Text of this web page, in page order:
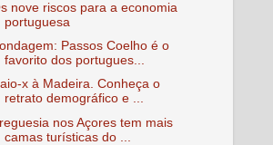
nove riscos para a economia
portuguesa
Passos Coelho é o
favorito dos portugues...
x à Madeira. Conheça o
retrato demográfico e ...
nos Açores tem mais
camas turísticas do ...